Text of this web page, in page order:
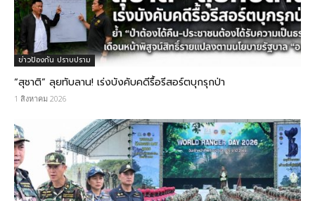
ข่าวป้องกัน ปราบปราม
“สุชาติ” ลุยทับลาน! เร่งบังคับคดีรื้อรีสอร์ตบุกรุกป่า
1 สิงหาคม 2026